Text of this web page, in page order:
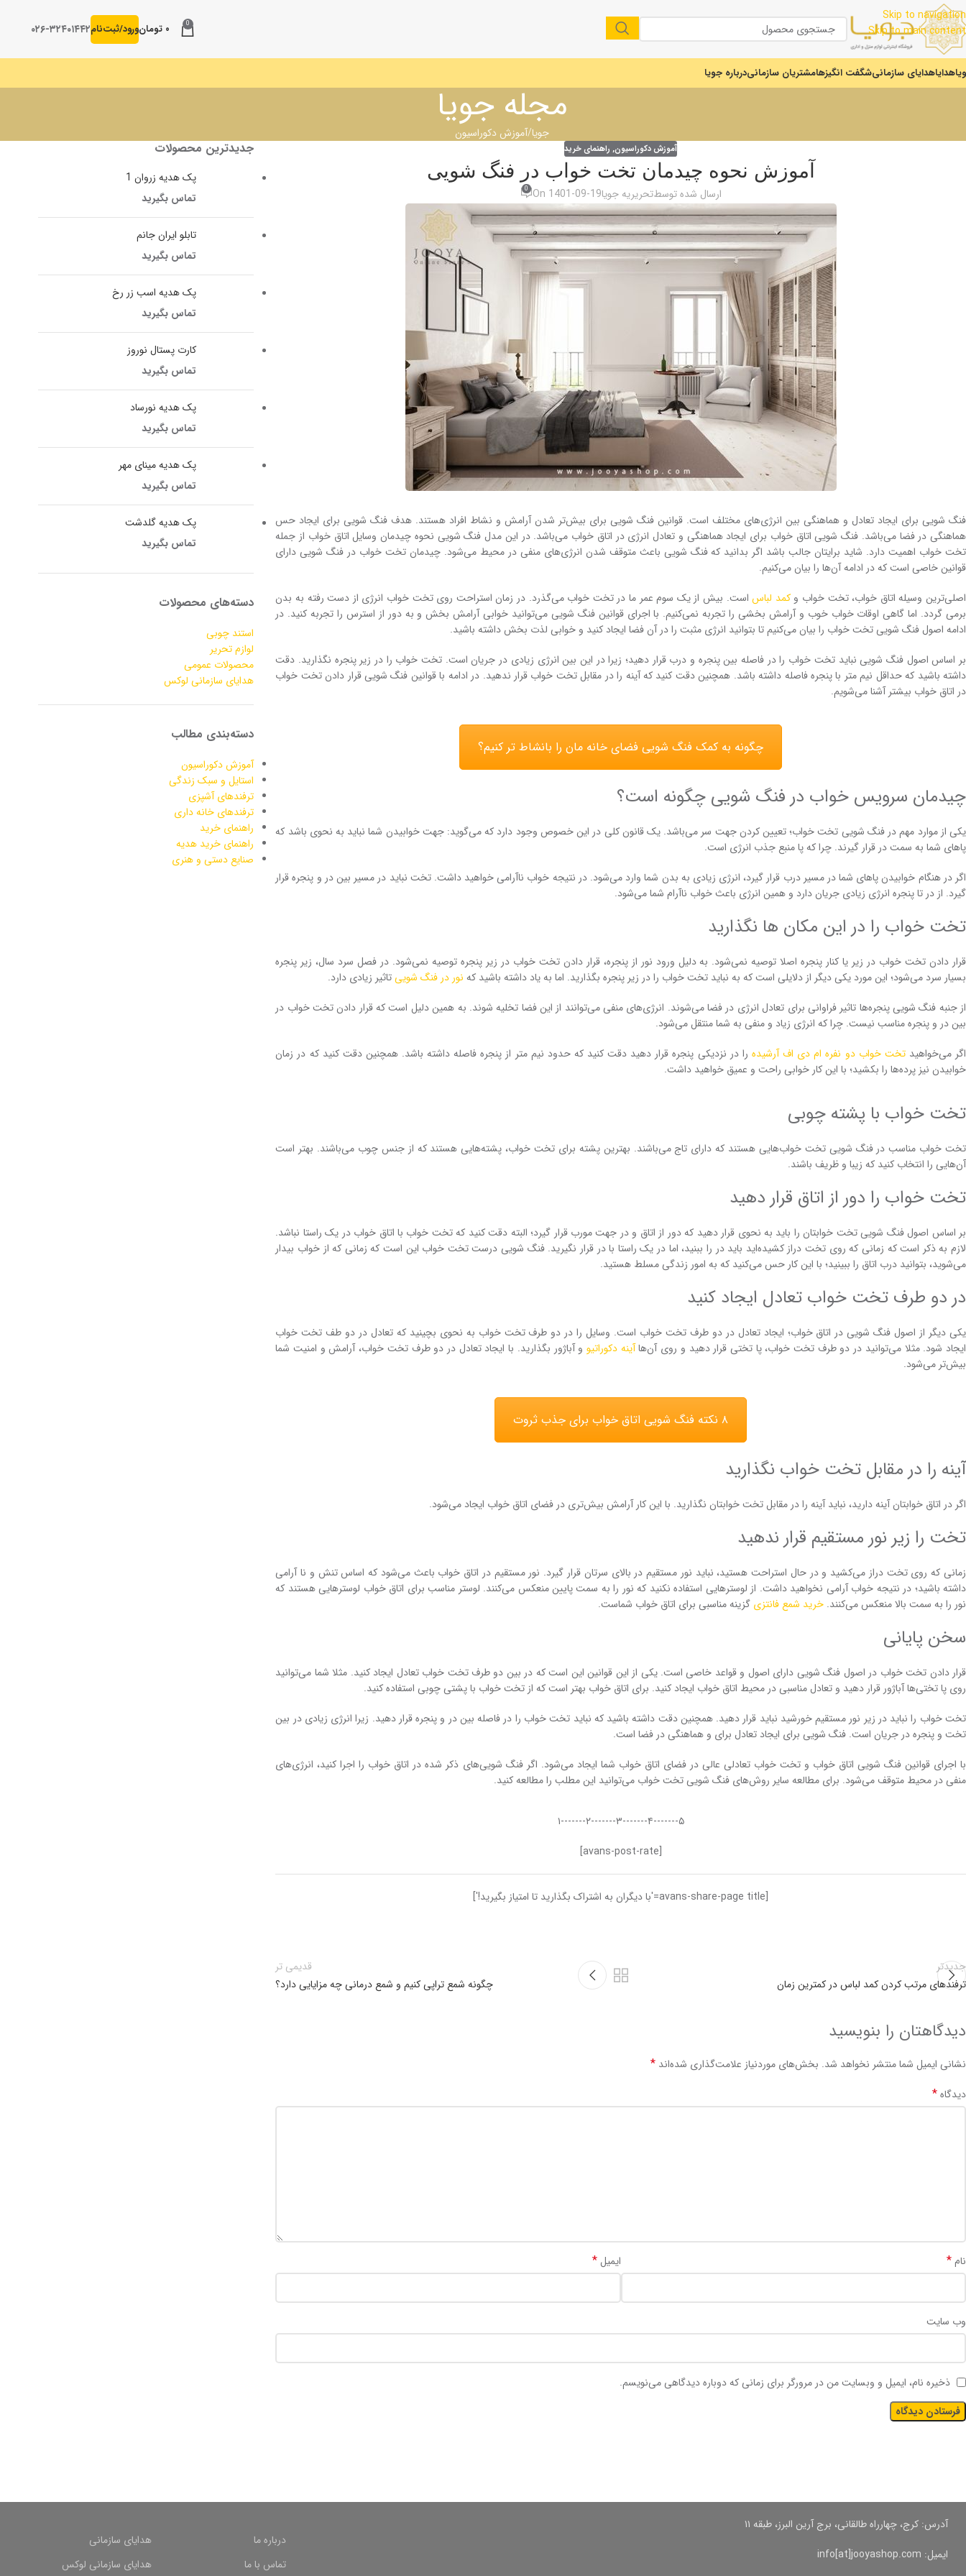
Skip to navigation
Skip to main content
0 ۰ تومانورود/ثبت‌نام۰۲۶-۳۲۴۰۱۴۴۲
هدایاهدایای سازمانیشگفت انگیزهامشتریان سازمانیدرباره جویا
مجله جویا
جویا آموزش دکوراسیون
آموزش دکوراسیون, راهنمای خرید
آموزش نحوه چیدمان تخت خواب در فنگ شویی
ارسال شده توسطتحریریه جویاOn 1401-09-19
0
فنگ شویی برای ایجاد تعادل و هماهنگی بین انرژی‌های مختلف است. قوانین فنگ شویی برای بیش‌تر شدن آرامش و نشاط افراد هستند. هدف فنگ شویی برای ایجاد حس
هماهنگی در فضا می‌باشد. فنگ شویی اتاق خواب برای ایجاد هماهنگی و تعادل انرژی در اتاق خواب می‌باشد. در این مدل فنگ شویی نحوه چیدمان وسایل اتاق خواب از جمله
تخت خواب اهمیت دارد. شاید برایتان جالب باشد اگر بدانید که فنگ شویی باعث متوقف شدن انرژی‌های منفی در محیط می‌شود. چیدمان تخت خواب در فنگ شویی دارای
قوانین خاصی است که در ادامه آن‌ها را بیان می‌کنیم.
اصلی‌ترین وسیله اتاق خواب، تخت خواب وکمد لباساست. بیش از یک سوم عمر ما در تخت خواب می‌گذرد. در زمان استراحت روی تخت خواب انرژی از دست رفته به بدن
برمی گردد. اما گاهی اوقات خواب خوب و آرامش بخشی را تجربه نمی‌کنیم. با اجرای قوانین فنگ شویی می‌توانید خوابی آرامش بخش و به دور از استرس را تجربه کنید. در
ادامه اصول فنگ شویی تخت خواب را بیان می‌کنیم تا بتوانید انرژی مثبت را در آن فضا ایجاد کنید و خوابی لذت بخش داشته باشید.
بر اساس اصول فنگ شویی نباید تخت خواب را در فاصله بین پنجره و درب قرار دهید؛ زیرا در این بین انرژی زیادی در جریان است. تخت خواب را در زیر پنجره نگذارید. دقت
داشته باشید که حداقل نیم متر با پنجره فاصله داشته باشد. همچنین دقت کنید که آینه را در مقابل تخت خواب قرار ندهید. در ادامه با قوانین فنگ شویی قرار دادن تخت خواب
در اتاق خواب بیشتر آشنا می‌شویم.
چگونه به کمک فنگ شویی فضای خانه مان را بانشاط تر کنیم؟
چیدمان سرویس خواب در فنگ شویی چگونه است؟
یکی از موارد مهم در فنگ شویی تخت خواب؛ تعیین کردن جهت سر می‌باشد. یک قانون کلی در این خصوص وجود دارد که می‌گوید: جهت خوابیدن شما نباید به نحوی باشد که
پاهای شما به سمت در قرار گیرند. چرا که پا منبع جذب انرژی است.
اگر در هنگام خوابیدن پاهای شما در مسیر درب قرار گیرد، انرژی زیادی به بدن شما وارد می‌شود. در نتیجه خواب ناآرامی خواهید داشت. تخت نباید در مسیر بین در و پنجره قرار
گیرد. از در تا پنجره انرژی زیادی جریان دارد و همین انرژی باعث خواب ناآرام شما می‌شود.
تخت خواب را در این مکان ها نگذارید
قرار دادن تخت خواب در زیر یا کنار پنجره اصلا توصیه نمی‌شود. به دلیل ورود نور از پنجره، قرار دادن تخت خواب در زیر پنجره توصیه نمی‌شود. در فصل سرد سال، زیر پنجره
بسیار سرد می‌شود؛ این مورد یکی دیگر از دلایلی است که به نباید تخت خواب را در زیر پنجره بگذارید. اما به یاد داشته باشید که نور در فنگ شوییتاثیر زیادی دارد.
از جنبه فنگ شویی پنجره‌ها تاثیر فراوانی برای تعادل انرژی در فضا می‌شوند. انرژی‌های منفی می‌توانند از این فضا تخلیه شوند. به همین دلیل است که قرار دادن تخت خواب در
بین در و پنجره مناسب نیست. چرا که انرژی زیاد و منفی به شما منتقل می‌شود.
اگر می‌خواهیدتخت خواب دو نفره ام دی اف آرشیده را در نزدیکی پنجره قرار دهید دقت کنید که حدود نیم متر از پنجره فاصله داشته باشد. همچنین دقت کنید که در زمان
خوابیدن نیز پرده‌ها را بکشید؛ با این کار خوابی راحت و عمیق خواهید داشت.
تخت خواب با پشته چوبی
تخت خواب مناسب در فنگ شویی تخت خواب‌هایی هستند که دارای تاج می‌باشند. بهترین پشته برای تخت خواب، پشته‌هایی هستند که از جنس چوب می‌باشند. بهتر است
آن‌هایی را انتخاب کنید که زیبا و ظریف باشند.
تخت خواب را دور از اتاق قرار دهید
بر اساس اصول فنگ شویی تخت خوابتان را باید به نحوی قرار دهید که دور از اتاق و در جهت مورب قرار گیرد؛ البته دقت کنید که تخت خواب با اتاق خواب در یک راستا نباشد.
لازم به ذکر است که زمانی که روی تخت دراز کشیده‌اید باید در را ببنید، اما در یک راستا با در قرار نگیرید. فنگ شویی درست تخت خواب این است که زمانی که از خواب بیدار
می‌شوید، بتوانید درب اتاق را ببینید؛ با این کار حس می‌کنید که به امور زندگی مسلط هستید.
در دو طرف تخت خواب تعادل ایجاد کنید
یکی دیگر از اصول فنگ شویی در اتاق خواب؛ ایجاد تعادل در دو طرف تخت خواب است. وسایل را در دو طرف تخت خواب به نحوی بچینید که تعادل در دو طف تخت خواب
ایجاد شود. مثلا می‌توانید در دو طرف تخت خواب، پا تختی قرار دهید و روی آن‌هاآینه دکوراتیو و آباژور بگذارید. با ایجاد تعادل در دو طرف تخت خواب، آرامش و امنیت شما
بیش‌تر می‌شود.
۸ نکته فنگ شویی اتاق خواب برای جذب ثروت
آینه را در مقابل تخت خواب نگذارید
اگر در اتاق خوابتان آینه دارید، نباید آینه را در مقابل تخت خوابتان نگذارید. با این کار آرامش بیش‌تری در فضای اتاق خواب ایجاد می‌شود.
تخت را زیر نور مستقیم قرار ندهید
زمانی که روی تخت دراز می‌کشید و در حال استراحت هستید، نباید نور مستقیم در بالای سرتان قرار گیرد. نور مستقیم در اتاق خواب باعث می‌شود که اساس تنش و نا آرامی
داشته باشید؛ در نتیجه خواب آرامی نخواهید داشت. از لوسترهایی استفاده نکنید که نور را به سمت پایین منعکس می‌کنند. لوستر مناسب برای اتاق خواب لوسترهایی هستند که
نور را به سمت بالا منعکس می‌کنند. خرید شمع فانتزی گزینه مناسبی برای اتاق خواب شماست.
سخن پایانی
قرار دادن تخت خواب در اصول فنگ شویی دارای اصول و قواعد خاصی است. یکی از این قوانین این است که در بین دو طرف تخت خواب تعادل ایجاد کنید. مثلا شما می‌توانید
روی پا تختی‌ها آباژور قرار دهید و تعادل مناسبی در محیط اتاق خواب ایجاد کنید. برای اتاق خواب بهتر است که از تخت خواب با پشتی چوبی استفاده کنید.
تخت خواب را نباید در زیر نور مستقیم خورشید نباید قرار دهید. همچنین دقت داشته باشید که نباید تخت خواب را در فاصله بین در و پنجره قرار دهید. زیرا انرژی زیادی در بین
تخت و پنجره در جریان است. فنگ شویی برای ایجاد تعادل برای و هماهنگی در فضا است.
با اجرای قوانین فنگ شویی اتاق خواب و تخت خواب تعادلی عالی در فضای اتاق خواب شما ایجاد می‌شود. اگر فنگ شویی‌های ذکر شده در اتاق خواب را اجرا کنید، انرژی‌های
منفی در محیط متوقف می‌شود. برای مطالعه سایر روش‌های فنگ شویی تخت خواب می‌توانید این مطلب را مطالعه کنید.
۵-------۴-------۳-------۲-------۱
[avans-post-rate]
[avans-share-page title='با دیگران به اشتراک بگذارید تا امتیاز بگیرید!']
جدیدتر
ترفندهای مرتب کردن کمد لباس در کمترین زمان
قدیمی تر
چگونه شمع تراپی کنیم و شمع درمانی چه مزایایی دارد؟
دیدگاهتان را بنویسید
نشانی ایمیل شما منتشر نخواهد شد. بخش‌های موردنیاز علامت‌گذاری شده‌اند *
دیدگاه*
نام* ایمیل*
وب‌ سایت
ذخیره نام، ایمیل و وبسایت من در مرورگر برای زمانی که دوباره دیدگاهی می‌نویسم.
جدیدترین محصولات
پک هدیه زروان 1
تماس بگیرید
تابلو ایران جانم
تماس بگیرید
پک هدیه اسب زر رخ
تماس بگیرید
کارت پستال نوروز
تماس بگیرید
پک هدیه نورساد
تماس بگیرید
پک هدیه مینای مهر
تماس بگیرید
پک هدیه گلدشت
تماس بگیرید
دسته‌های محصولات
استند چوبی
لوازم تحریر
محصولات عمومی
هدایای سازمانی لوکس
دسته‌بندی مطالب
آموزش دکوراسیون
استایل و سبک زندگی
ترفندهای آشپزی
ترفندهای خانه داری
راهنمای خرید
راهنمای خرید هدیه
صنایع دستی و هنری
هدایای سازمانی
هدایای سازمانی لوکس
درباره ما
تماس با ما
آدرس: کرج، چهارراه طالقانی، برج آرین البرز، طبقه ۱۱
ایمیل: info[at]jooyashop.com